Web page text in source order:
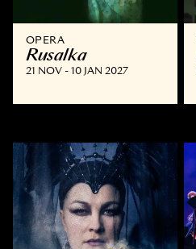
OPERA
Rusalka
21 NOV - 10 JAN 2027